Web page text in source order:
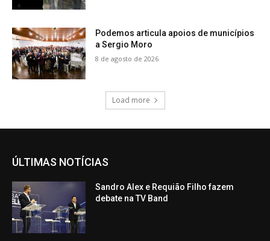
Podemos articula apoios de municípios
a Sergio Moro
8 de agosto de 2026
Load more
ÚLTIMAS NOTÍCIAS
Sandro Alex e Requião Filho fazem
debate na TV Band